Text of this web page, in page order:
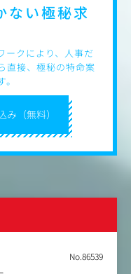
ら推進するだけでな
みながら、マーケテ
だきます。
ケティング戦略、KP
改善方針の立案
、LP導線の設計・改
ンサー等の外部パー
ド品質、成約率、訴
リサーチ、企画立
の投資判断の提案
（無料）
ない極秘求
ークにより、人事だ
直接、極秘の特命案
No.86539